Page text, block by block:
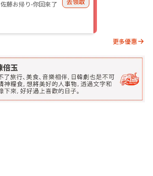
佐藤お帰り-你回來了
更多優惠